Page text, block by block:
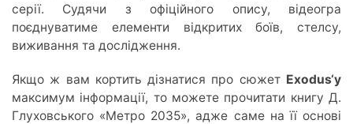
серії. Судячи з офіційного опису, відеогра
поєднуватиме елементи відкритих боїв, стелсу,
виживання та дослідження.
Якщо ж вам кортить дізнатися про сюжет Exodus‘у
максимум інформації, то можете прочитати книгу Д.
Глуховського «Метро 2035», адже саме на її основі